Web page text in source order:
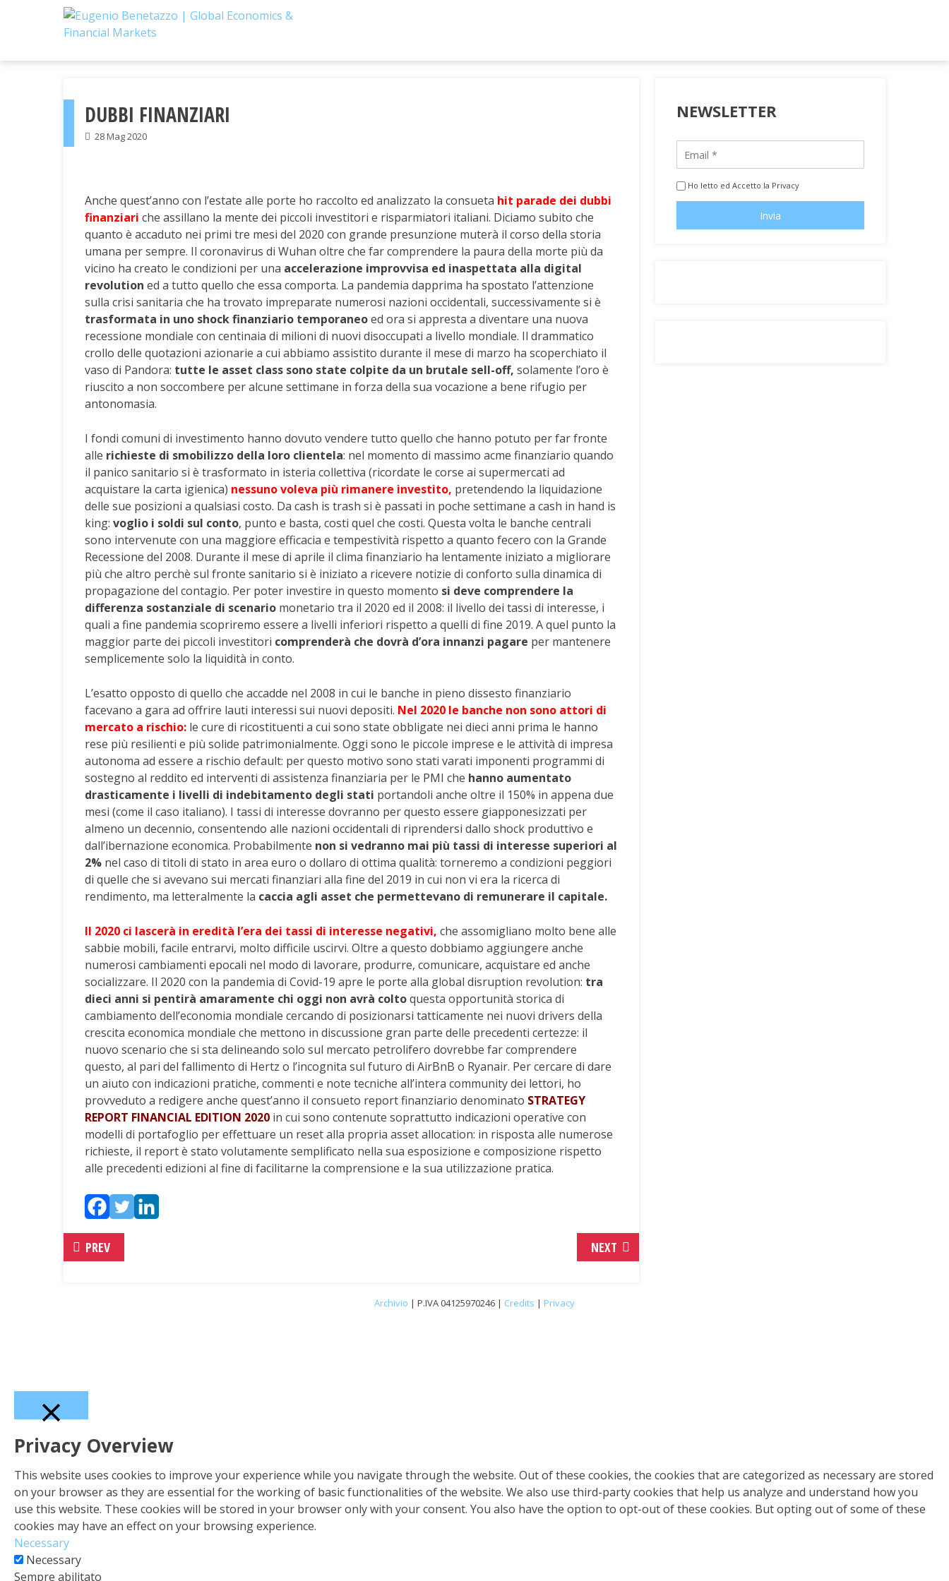
DUBBI FINANZIARI
28 Mag 2020
Anche quest’anno con l’estate alle porte ho raccolto ed analizzato la consueta hit parade dei dubbi
finanziari che assillano la mente dei piccoli investitori e risparmiatori italiani. Diciamo subito che
quanto è accaduto nei primi tre mesi del 2020 con grande presunzione muterà il corso della storia
umana per sempre. Il coronavirus di Wuhan oltre che far comprendere la paura della morte più da
vicino ha creato le condizioni per una accelerazione improvvisa ed inaspettata alla digital
revolution ed a tutto quello che essa comporta. La pandemia dapprima ha spostato l’attenzione
sulla crisi sanitaria che ha trovato impreparate numerosi nazioni occidentali, successivamente si è
trasformata in uno shock finanziario temporaneoed ora si appresta a diventare una nuova
recessione mondiale con centinaia di milioni di nuovi disoccupati a livello mondiale. Il drammatico
crollo delle quotazioni azionarie a cui abbiamo assistito durante il mese di marzo ha scoperchiato il
vaso di Pandora: tutte le asset class sono state colpite da un brutale sell-off, solamente l’oro è
riuscito a non soccombere per alcune settimane in forza della sua vocazione a bene rifugio per
antonomasia.
I fondi comuni di investimento hanno dovuto vendere tutto quello che hanno potuto per far fronte
alle richieste di smobilizzo della loro clientela: nel momento di massimo acme finanziario quando
il panico sanitario si è trasformato in isteria collettiva (ricordate le corse ai supermercati ad
acquistare la carta igienica) nessuno voleva più rimanere investito, pretendendo la liquidazione
delle sue posizioni a qualsiasi costo. Da cash is trash si è passati in poche settimane a cash in hand is
king: voglio i soldi sul conto, punto e basta, costi quel che costi. Questa volta le banche centrali
sono intervenute con una maggiore efficacia e tempestività rispetto a quanto fecero con la Grande
Recessione del 2008. Durante il mese di aprile il clima finanziario ha lentamente iniziato a migliorare
più che altro perchè sul fronte sanitario si è iniziato a ricevere notizie di conforto sulla dinamica di
propagazione del contagio. Per poter investire in questo momento si deve comprendere la
differenza sostanziale di scenario monetario tra il 2020 ed il 2008: il livello dei tassi di interesse, i
quali a fine pandemia scopriremo essere a livelli inferiori rispetto a quelli di fine 2019. A quel punto la
maggior parte dei piccoli investitori comprenderà che dovrà d’ora innanzi pagare per mantenere
semplicemente solo la liquidità in conto.
L’esatto opposto di quello che accadde nel 2008 in cui le banche in pieno dissesto finanziario
facevano a gara ad offrire lauti interessi sui nuovi depositi. Nel 2020 le banche non sono attori di
mercato a rischio: le cure di ricostituenti a cui sono state obbligate nei dieci anni prima le hanno
rese più resilienti e più solide patrimonialmente. Oggi sono le piccole imprese e le attività di impresa
autonoma ad essere a rischio default: per questo motivo sono stati varati imponenti programmi di
sostegno al reddito ed interventi di assistenza finanziaria per le PMI che hanno aumentato
drasticamente i livelli di indebitamento degli stati portandoli anche oltre il 150% in appena due
mesi (come il caso italiano). I tassi di interesse dovranno per questo essere giapponesizzati per
almeno un decennio, consentendo alle nazioni occidentali di riprendersi dallo shock produttivo e
dall’ibernazione economica. Probabilmente non si vedranno mai più tassi di interesse superiori al
2% nel caso di titoli di stato in area euro o dollaro di ottima qualità: torneremo a condizioni peggiori
di quelle che si avevano sui mercati finanziari alla fine del 2019 in cui non vi era la ricerca di
rendimento, ma letteralmente la caccia agli asset che permettevano di remunerare il capitale.
Il 2020 ci lascerà in eredità l’era dei tassi di interesse negativi, che assomigliano molto bene alle
sabbie mobili, facile entrarvi, molto difficile uscirvi. Oltre a questo dobbiamo aggiungere anche
numerosi cambiamenti epocali nel modo di lavorare, produrre, comunicare, acquistare ed anche
socializzare. Il 2020 con la pandemia di Covid-19 apre le porte alla global disruption revolution: tra
dieci anni si pentirà amaramente chi oggi non avrà coltoquesta opportunità storica di
cambiamento dell’economia mondiale cercando di posizionarsi tatticamente nei nuovi drivers della
crescita economica mondiale che mettono in discussione gran parte delle precedenti certezze: il
nuovo scenario che si sta delineando solo sul mercato petrolifero dovrebbe far comprendere
questo, al pari del fallimento di Hertz o l’incognita sul futuro di AirBnB o Ryanair. Per cercare di dare
un aiuto con indicazioni pratiche, commenti e note tecniche all’intera community dei lettori, ho
provveduto a redigere anche quest’anno il consueto report finanziario denominato STRATEGY
REPORT FINANCIAL EDITION 2020 in cui sono contenute soprattutto indicazioni operative con
modelli di portafoglio per effettuare un reset alla propria asset allocation: in risposta alle numerose
richieste, il report è stato volutamente semplificato nella sua esposizione e composizione rispetto
alle precedenti edizioni al fine di facilitarne la comprensione e la sua utilizzazione pratica.
PREV NEXT
NEWSLETTER
Ho letto ed Accetto la Privacy
Archivio | P.IVA 04125970246 | Credits | Privacy
Chiudi
Privacy Overview
This website uses cookies to improve your experience while you navigate through the website. Out of these cookies, the cookies that are categorized as necessary are stored
on your browser as they are essential for the working of basic functionalities of the website. We also use third-party cookies that help us analyze and understand how you
use this website. These cookies will be stored in your browser only with your consent. You also have the option to opt-out of these cookies. But opting out of some of these
cookies may have an effect on your browsing experience.
Necessary
Necessary
Sempre abilitato